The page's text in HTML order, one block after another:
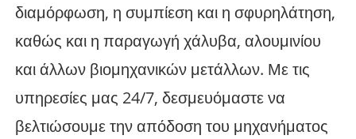
διαμόρφωση, η συμπίεση και η σφυρηλάτηση,
καθώς και η παραγωγή χάλυβα, αλουμινίου
και άλλων βιομηχανικών μετάλλων. Με τις
υπηρεσίες μας 24/7, δεσμευόμαστε να
βελτιώσουμε την απόδοση του μηχανήματος